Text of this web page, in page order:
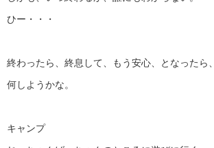
ひー・・・
終わったら、終息して、もう安心、となったら、
何しようかな。
キャンプ